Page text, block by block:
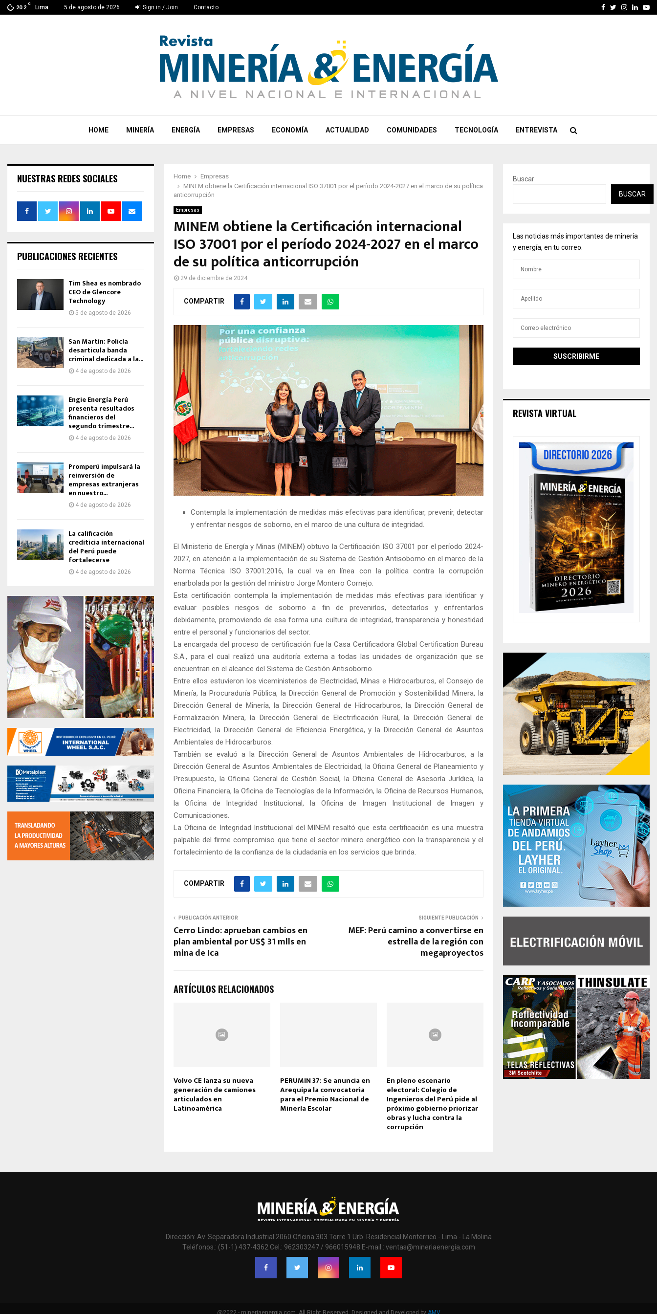
20.2
C
Lima 5 de agosto de 2026 Sign in / Join Contacto Facebook
Twitter
HOME MINERÍA ENERGÍA EMPRESAS ECONOMÍA ACTUALIDAD COMUNIDADES TECNOLOGÍA ENTREVISTA
Home
Empresas
MINEM obtiene la Certificación internacional ISO 37001 por el período 2024-2027 en el marco de su política
anticorrupción
Empresas
MINEM obtiene la Certificación internacional
ISO 37001 por el período 2024-2027 en el marco
de su política anticorrupción
29 de diciembre de 2024
COMPARTIR
Contempla la implementación de medidas más efectivas para identificar, prevenir, detectar
y enfrentar riesgos de soborno, en el marco de una cultura de integridad.
El Ministerio de Energía y Minas (MINEM) obtuvo la Certificación ISO 37001 por el período 2024-
2027, en atención a la implementación de su Sistema de Gestión Antisoborno en el marco de la
Norma Técnica ISO 37001:2016, la cual va en línea con la política contra la corrupción
enarbolada por la gestión del ministro Jorge Montero Cornejo.
Esta certificación contempla la implementación de medidas más efectivas para identificar y
evaluar posibles riesgos de soborno a fin de prevenirlos, detectarlos y enfrentarlos
debidamente, promoviendo de esa forma una cultura de integridad, transparencia y honestidad
entre el personal y funcionarios del sector.
La encargada del proceso de certificación fue la Casa Certificadora Global Certification Bureau
S.A., para el cual realizó una auditoría externa a todas las unidades de organización que se
encuentran en el alcance del Sistema de Gestión Antisoborno.
Entre ellos estuvieron los viceministerios de Electricidad, Minas e Hidrocarburos, el Consejo de
Minería, la Procuraduría Pública, la Dirección General de Promoción y Sostenibilidad Minera, la
Dirección General de Minería, la Dirección General de Hidrocarburos, la Dirección General de
Formalización Minera, la Dirección General de Electrificación Rural, la Dirección General de
Electricidad, la Dirección General de Eficiencia Energética, y la Dirección General de Asuntos
Ambientales de Hidrocarburos.
También se evaluó a la Dirección General de Asuntos Ambientales de Hidrocarburos, a la
Dirección General de Asuntos Ambientales de Electricidad, la Oficina General de Planeamiento y
Presupuesto, la Oficina General de Gestión Social, la Oficina General de Asesoría Jurídica, la
Oficina Financiera, la Oficina de Tecnologías de la Información, la Oficina de Recursos Humanos,
la Oficina de Integridad Institucional, la Oficina de Imagen Institucional de Imagen y
Comunicaciones.
La Oficina de Integridad Institucional del MINEM resaltó que esta certificación es una muestra
palpable del firme compromiso que tiene el sector minero energético con la transparencia y el
fortalecimiento de la confianza de la ciudadanía en los servicios que brinda.
COMPARTIR
PUBLICACIÓN ANTERIOR
Cerro Lindo: aprueban cambios en
plan ambiental por US$ 31 mlls en
mina de Ica
SIGUIENTE PUBLICACIÓN
MEF: Perú camino a convertirse en
estrella de la región con
megaproyectos
ARTÍCULOS RELACIONADOS
Volvo CE lanza su nueva
generación de camiones
articulados en
Latinoamérica
PERUMIN 37: Se anuncia en
Arequipa la convocatoria
para el Premio Nacional de
Minería Escolar
En pleno escenario
electoral: Colegio de
Ingenieros del Perú pide al
próximo gobierno priorizar
obras y lucha contra la
corrupción
NUESTRAS REDES SOCIALES
PUBLICACIONES RECIENTES
Tim Shea es nombrado
CEO de Glencore
Technology
5 de agosto de 2026
San Martín: Policía
desarticula banda
criminal dedicada a la...
4 de agosto de 2026
Engie Energía Perú
presenta resultados
financieros del
segundo trimestre...
4 de agosto de 2026
Promperú impulsará la
reinversión de
empresas extranjeras
en nuestro...
4 de agosto de 2026
La calificación
crediticia internacional
del Perú puede
fortalecerse
4 de agosto de 2026
Buscar
BUSCAR
Las noticias más importantes de minería
y energía, en tu correo.
REVISTA VIRTUAL
Dirección: Av. Separadora Industrial 2060 Oficina 303 Torre 1 Urb. Residencial Monterrico - Lima - La Molina
Teléfonos.: (51-1) 437-4362 Cel.: 962303247 / 966015948 E-mail.: ventas@mineriaenergia.com
@2022 - mineriaenergia.com. All Right Reserved. Designed and Developed by AMV